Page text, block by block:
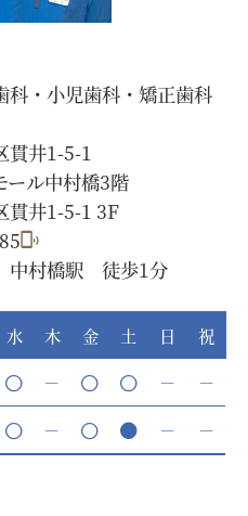
科・小児歯科・矯正歯科
貫井1-5-1
ール中村橋3階
貫井1-5-1 3F
中村橋駅 徒歩1分
水 木 金 土 日
祝
－ －
－
－ － －